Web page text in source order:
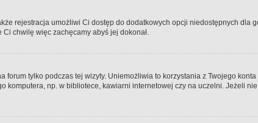
rejestracja umożliwi Ci dostęp do dodatkowych opcji niedostępnych dla
chwilę więc zachęcamy abyś jej dokonał.
forum tylko podczas tej wizyty. Uniemożliwia to korzystania z Twojego
np. w bibliotece, kawiarni internetowej czy na uczelni. Jeżeli